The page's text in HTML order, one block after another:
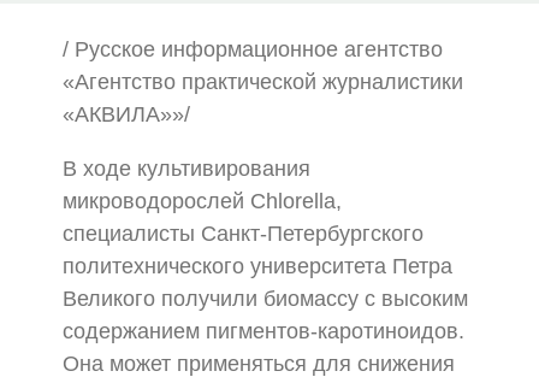
/ Русское информационное агентство
«Агентство практической журналистики
«АКВИЛА»»/
В ходе культивирования
микроводорослей Chlorella,
специалисты Санкт-Петербургского
политехнического университета Петра
Великого получили биомассу с высоким
содержанием пигментов-каротиноидов.
Она может применяться для снижения